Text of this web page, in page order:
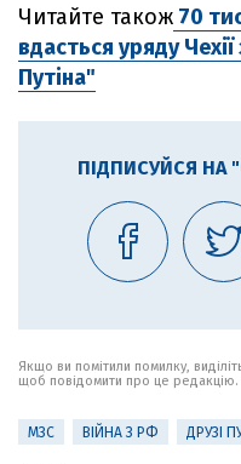
Читайте також 70
вдасться уряду
Путіна"
ПІДПИСУЙСЯ НА
Якщо ви помітили помилку,
щоб повідомити про це редакцію.
МЗС ВІЙНА З РФ ДРУЗІ